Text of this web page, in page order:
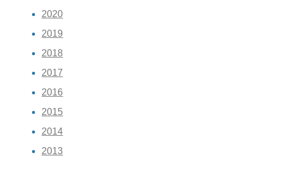
2020
2019
2018
2017
2016
2015
2014
2013